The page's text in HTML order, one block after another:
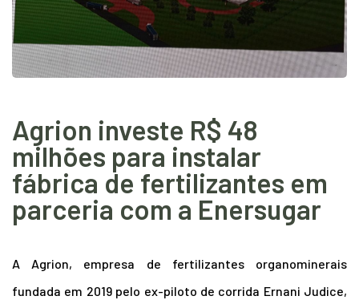
Agrion investe R$ 48
milhões para instalar
fábrica de fertilizantes em
parceria com a Enersugar
A Agrion, empresa de fertilizantes organominerais
fundada em 2019 pelo ex-piloto de corrida Ernani Judice,